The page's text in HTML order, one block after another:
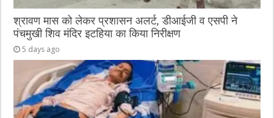
श्रावण मास को लेकर प्रशासन अलर्ट, डीआईजी व एसपी ने
पंचमुखी शिव मंदिर इटहिया का किया निरीक्षण
5 days ago